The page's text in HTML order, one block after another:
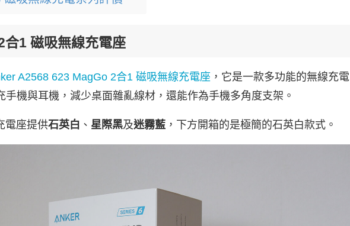
1 磁吸無線充電座
A2568 623 MagGo 2合1 磁吸無線充電座 ，它是一款多功能的無線充電
手機與耳機，減少桌面雜亂線材，還能作為手機多角度支架。
電座提供石英白 、 星際黑及迷霧藍 ，下方開箱的是極簡的石英白款式。